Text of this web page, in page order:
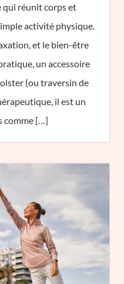
qui réunit corps et
activité physique.
et le bien-être
un accessoire
(ou traversin de
il est un
comme […]